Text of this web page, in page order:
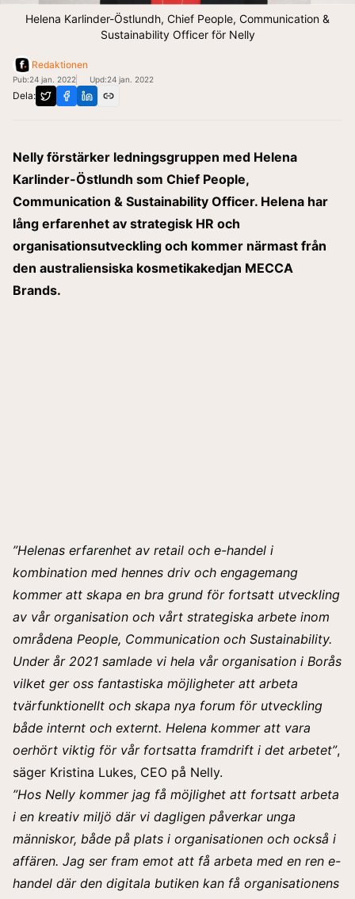
Helena Karlinder-Östlundh, Chief People, Communication &
Sustainability Officer för Nelly
Redaktionen
Pub:24 jan. 2022 Upd:24 jan. 2022
Dela:
Nelly förstärker ledningsgruppen med Helena
Karlinder-Östlundh som Chief People,
Communication & Sustainability Officer. Helena har
lång erfarenhet av strategisk HR och
organisationsutveckling och kommer närmast från
den australiensiska kosmetikakedjan MECCA
Brands.
”Helenas erfarenhet av retail och e-handel i
kombination med hennes driv och engagemang
kommer att skapa en bra grund för fortsatt utveckling
av vår organisation och vårt strategiska arbete inom
områdena People, Communication och Sustainability.
Under år 2021 samlade vi hela vår organisation i Borås
vilket ger oss fantastiska möjligheter att arbeta
tvärfunktionellt och skapa nya forum för utveckling
både internt och externt. Helena kommer att vara
oerhört viktig för vår fortsatta framdrift i det arbetet”,
säger Kristina Lukes, CEO på Nelly.
”Hos Nelly kommer jag få möjlighet att fortsatt arbeta
i en kreativ miljö där vi dagligen påverkar unga
människor, både på plats i organisationen och också i
affären. Jag ser fram emot att få arbeta med en ren e-
handel där den digitala butiken kan få organisationens